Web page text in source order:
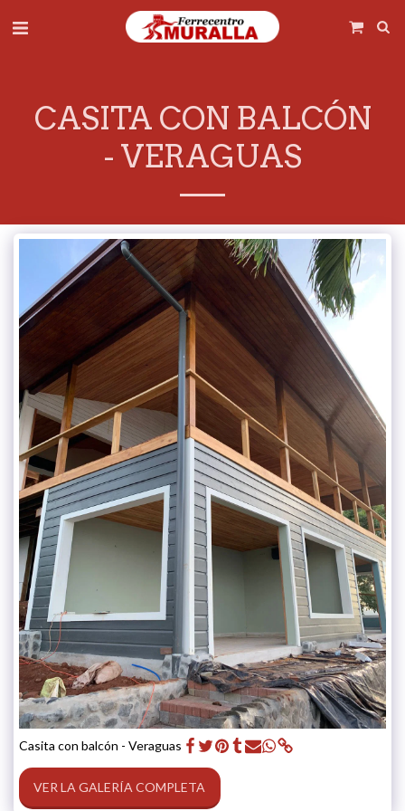
CASITA CON BALCÓN
- VERAGUAS
Casita con balcón - Veraguas
VER LA GALERÍA COMPLETA